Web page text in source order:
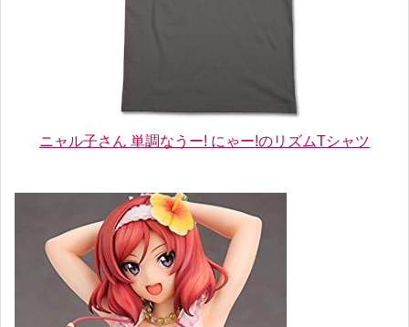
ニャル子さん 単調なうー! にゃー!のリズムTシャツ